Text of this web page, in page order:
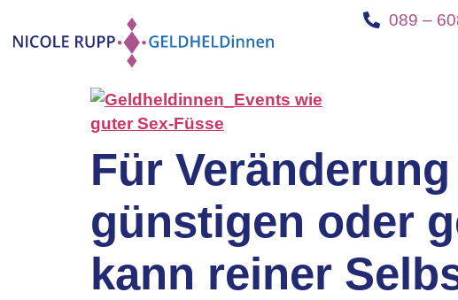
089 –
Für
günstigen oder
kann reiner